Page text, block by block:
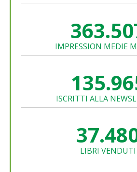
IMPRESSION MEDIE
ISCRITTI ALLA
LIBRI VENDUTI